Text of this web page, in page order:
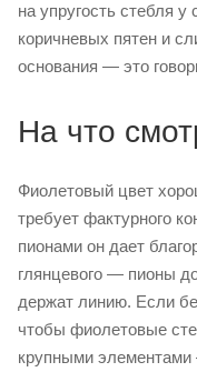
на упругость стебля
коричневых пятен и
основания — это
На что
Фиолетовый цвет
требует фактурного
пионами он дает
глянцевого — пионы
держат линию. Если
чтобы фиолетовые
крупными